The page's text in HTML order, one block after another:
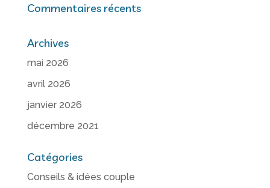
Commentaires récents
Archives
mai 2026
avril 2026
janvier 2026
décembre 2021
Catégories
Conseils & idées couple